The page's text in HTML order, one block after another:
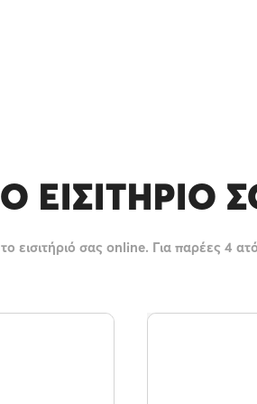
ΕΙΣΙΤΉΡΙΟ
σας online. Για παρέες 4